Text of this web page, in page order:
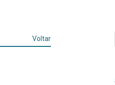
Voltar